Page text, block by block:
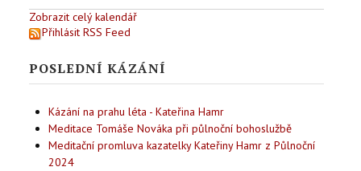
Zobrazit celý kalendář
Přihlásit RSS Feed
POSLEDNÍ KÁZÁNÍ
Kázání na prahu léta - Kateřina Hamr
Meditace Tomáše Nováka při půlnoční bohoslužbě
Meditační promluva kazatelky Kateřiny Hamr z Půlnoční
2024